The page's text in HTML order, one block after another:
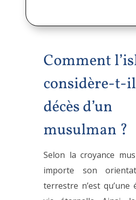
Comment
considère-t-
décès d’un
musulman ?
Selon la croyance
importe son
terrestre n’est qu’une